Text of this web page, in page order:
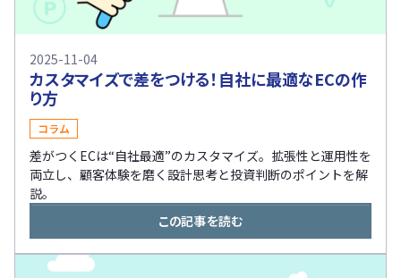
2025-11-04
カスタマイズで差をつける！自社に最適なECの作
り方
コラム
差がつくECは“自社最適”のカスタマイズ。拡張性と運用性を
両立し、顧客体験を磨く設計思考と投資判断のポイントを解
説。
この記事を読む